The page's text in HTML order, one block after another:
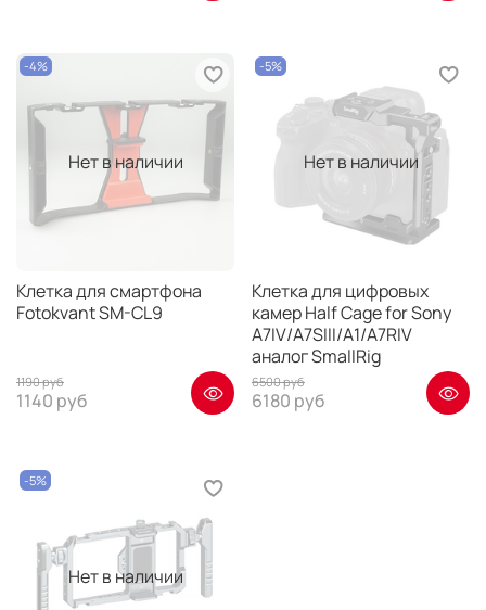
Нет в наличии
-4%
Клетка для смартфона
Fotokvant SM-CL9
1190 руб
1140 руб
Нет в наличии
-5%
Клетка для цифровых
камер Half Cage for Sony
A7IV/A7SIII/A1/A7RIV
аналог SmallRig
6500 руб
6180 руб
Нет в наличии
-5%